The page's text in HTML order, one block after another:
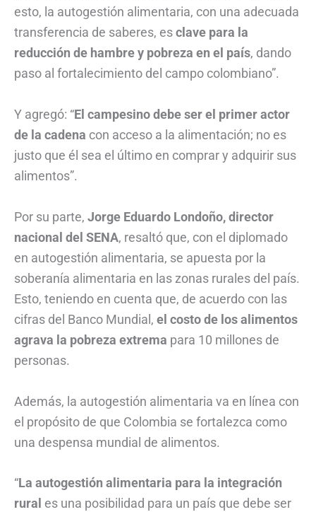
esto, la autogestión alimentaria, con una adecuada
transferencia de saberes, esclave para la
reducción de hambre y pobreza en el país, dando
paso al fortalecimiento del campo colombiano”.
Y agregó: “El campesino debe ser el primer actor
de la cadena con acceso a la alimentación; no es
justo que él sea el último en comprar y adquirir sus
alimentos”.
Por su parte, Jorge Eduardo Londoño, director
nacional del SENA, resaltó que, con el diplomado
en autogestión alimentaria, se apuesta por la
soberanía alimentaria en las zonas rurales del país.
Esto, teniendo en cuenta que, de acuerdo con las
cifras del Banco Mundial, el costo de los alimentos
agrava la pobreza extrema para 10 millones de
personas.
Además, la autogestión alimentaria va en línea con
el propósito de que Colombia se fortalezca como
una despensa mundial de alimentos.
“La autogestión alimentaria para la integración
rural es una posibilidad para un país que debe ser